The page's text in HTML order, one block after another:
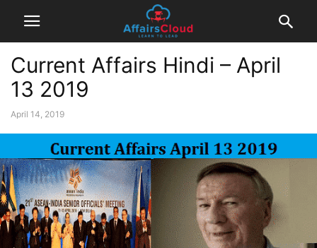
Current Affairs Hindi – April
13 2019
April 14, 2019